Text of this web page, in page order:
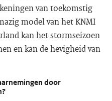
van toekomstig
model van het KNMI
kan het stormseizoen
en kan de hevigheid van
door